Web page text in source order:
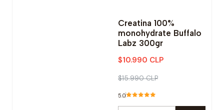
Creatina 100%
monohydrate Buffalo
Labz 300gr
$10.990 CLP
$15.990 CLP
5.0